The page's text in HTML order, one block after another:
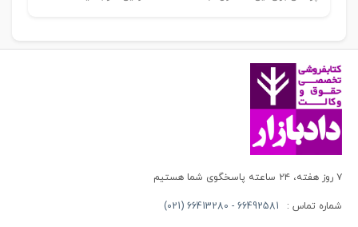
۷ روز هفته، ۲۴ ساعته پاسخگوی شما هستیم
شماره تماس : 66492581 - 66413280 (021)